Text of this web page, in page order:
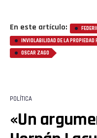
En este artículo:
INVIOLABILIDAD DE LA PROPIEDAD
OSCAR ZAGO
POLÍTICA
«Un